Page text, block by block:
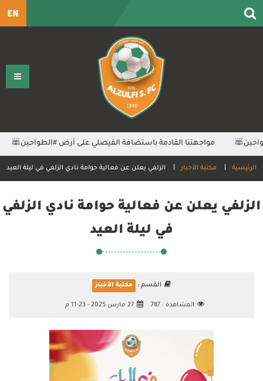
EN
مواجهتنا القادمة باستضافة الفيصلي على أرض ⁧‫#الطواحين‬⁩
الرئيسية مكتبة الأخبار الزلفي يعلن عن فعالية حوامة نادي الزلفي في ليلة العيد
الزلفي يعلن عن فعالية حوامة نادي الزلفي
في ليلة العيد
القسم : مكتبة الأخبار
المشاهدة :787 27 مارس 2025 - 11:23 م